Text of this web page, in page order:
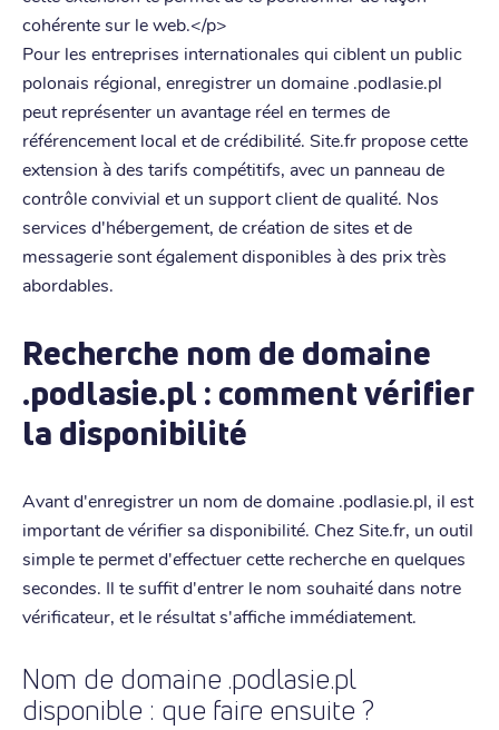
cohérente sur le web.</p>
Pour les entreprises internationales qui ciblent un public
polonais régional, enregistrer un domaine .podlasie.pl
peut représenter un avantage réel en termes de
référencement local et de crédibilité. Site.fr propose cette
extension à des tarifs compétitifs, avec un panneau de
contrôle convivial et un support client de qualité. Nos
services d'hébergement, de création de sites et de
messagerie sont également disponibles à des prix très
abordables.
Recherche nom de domaine
.podlasie.pl : comment vérifier
la disponibilité
Avant d'enregistrer un nom de domaine .podlasie.pl, il est
important de vérifier sa disponibilité. Chez Site.fr, un outil
simple te permet d'effectuer cette recherche en quelques
secondes. Il te suffit d'entrer le nom souhaité dans notre
vérificateur, et le résultat s'affiche immédiatement.
Nom de domaine .podlasie.pl
disponible : que faire ensuite ?